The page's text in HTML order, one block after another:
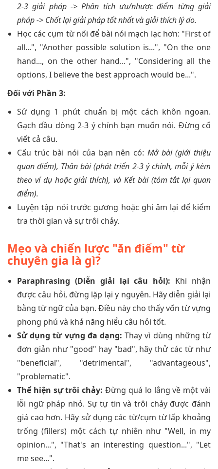
2-3 giải pháp -> Phân tích ưu/nhược điểm từng giải
pháp -> Chốt lại giải pháp tốt nhất và giải thích lý do.
Học các cụm từ nối để bài nói mạch lạc hơn: "First of
all...", "Another possible solution is...", "On the one
hand..., on the other hand...", "Considering all the
options, I believe the best approach would be...".
Đối với Phần 3:
Sử dụng 1 phút chuẩn bị một cách khôn ngoan.
Gạch đầu dòng 2-3 ý chính bạn muốn nói. Đừng cố
viết cả câu.
Cấu trúc bài nói của bạn nên có: Mở bài (giới thiệu
quan điểm), Thân bài (phát triển 2-3 ý chính, mỗi ý kèm
theo ví dụ hoặc giải thích), và Kết bài (tóm tắt lại quan
điểm).
Luyện tập nói trước gương hoặc ghi âm lại để kiểm
tra thời gian và sự trôi chảy.
Mẹo và chiến lược "ăn điểm" từ
chuyên gia là gì?
Paraphrasing (Diễn giải lại câu hỏi): Khi nhận
được câu hỏi, đừng lặp lại y nguyên. Hãy diễn giải lại
bằng từ ngữ của bạn. Điều này cho thấy vốn từ vựng
phong phú và khả năng hiểu câu hỏi tốt.
Sử dụng từ vựng đa dạng: Thay vì dùng những từ
đơn giản như "good" hay "bad", hãy thử các từ như
"beneficial", "detrimental", "advantageous",
"problematic".
Thể hiện sự trôi chảy: Đừng quá lo lắng về một vài
lỗi ngữ pháp nhỏ. Sự tự tin và trôi chảy được đánh
giá cao hơn. Hãy sử dụng các từ/cụm từ lấp khoảng
trống (fillers) một cách tự nhiên như "Well, in my
opinion...", "That's an interesting question...", "Let
me see...".